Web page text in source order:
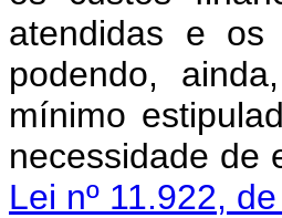
atendidas e os
podendo,
mínimo
necessidade
Lei nº 11.922,